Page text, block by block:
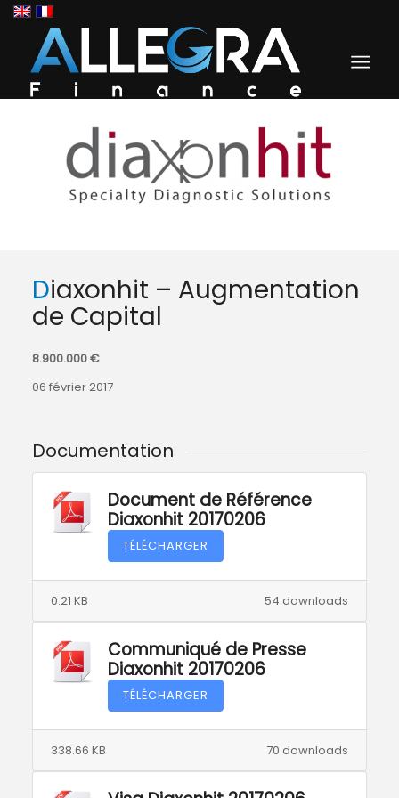
Diaxonhit – Augmentation
de Capital
8.900.000 €
06 février 2017
Documentation
Document de Référence
Diaxonhit 20170206
TÉLÉCHARGER
54 downloads
0.21 KB
Communiqué de Presse
Diaxonhit 20170206
TÉLÉCHARGER
70 downloads
338.66 KB